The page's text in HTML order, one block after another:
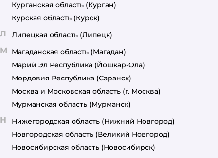
Курганская область (Курган)
Курская область (Курск)
Л Липецкая область (Липецк)
М Магаданская область (Магадан)
Марий Эл Республика (Йошкар-Ола)
Мордовия Республика (Саранск)
Москва и Московская область (г. Москва)
Мурманская область (Мурманск)
Н Нижегородская область (Нижний Новгород)
Новгородская область (Великий Новгород)
Новосибирская область (Новосибирск)